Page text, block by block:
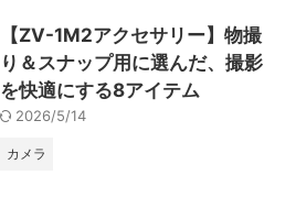
【ZV-1M2アクセサリー】物撮
り＆スナップ用に選んだ、撮影
を快適にする8アイテム
2026/5/14
カメラ